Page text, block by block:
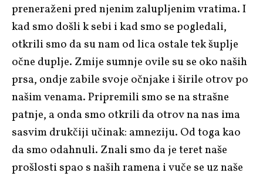
preneraženi pred njenim zalupljenim vratima. I
kad smo došli k sebi i kad smo se pogledali,
otkrili smo da su nam od lica ostale tek šuplje
očne duplje. Zmije sumnje ovile su se oko naših
prsa, ondje zabile svoje očnjake i širile otrov po
našim venama. Pripremili smo se na strašne
patnje, a onda smo otkrili da otrov na nas ima
sasvim drukčiji učinak: amneziju. Od toga kao
da smo odahnuli. Znali smo da je teret naše
prošlosti spao s naših ramena i vuče se uz naše